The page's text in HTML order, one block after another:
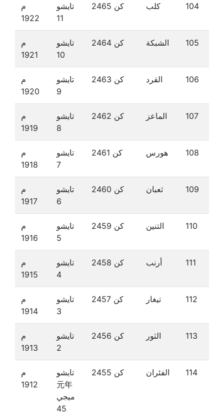
م
1922
تايشو
11
كن 2465 كلب 104
م
1921
تايشو
10
كن 2464 الشبكة 105
م
1920
تايشو
9
كن 2463 القرد 106
م
1919
تايشو
8
كن 2462 الماعز 107
م
1918
تايشو
7
كن 2461 هورس 108
م
1917
تايشو
6
كن 2460 ثعبان 109
م
1916
تايشو
5
كن 2459 التنين 110
م
1915
تايشو
4
كن 2458 أرنب 111
م
1914
تايشو
3
كن 2457 تيغار 112
م
1913
تايشو
2
كن 2456 الثور 113
م
1912
تايشو
元年
ميجي
45
كن 2455 الفئران 114